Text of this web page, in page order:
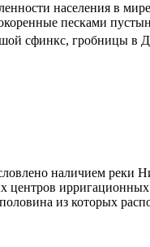
населения в
песками
сфинкс, гробницы в
наличием реки
из которых